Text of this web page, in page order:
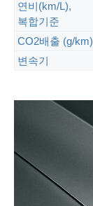
연비 (km/L),
복합기준
CO2배출 (g/km)
변속기